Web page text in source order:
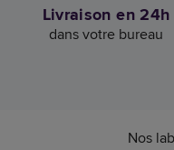
Livraison en 24h
dans votre bureau
Nos